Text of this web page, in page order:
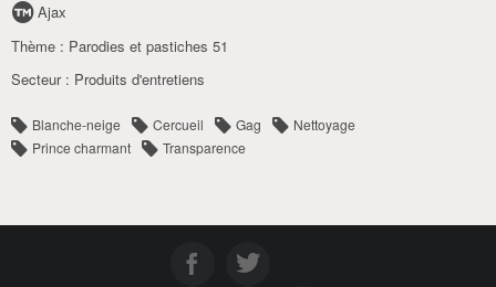
Ajax
Thème : Parodies et pastiches 51
Secteur : Produits d'entretiens
Blanche-neige Cercueil Gag
Nettoyage
Prince charmant
Transparence